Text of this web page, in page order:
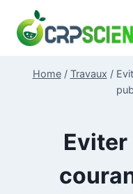
content
Home / Travaux /
Eviter